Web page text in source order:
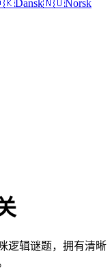
Dansk🇳🇴Norsk
逻辑谜题，拥有清晰